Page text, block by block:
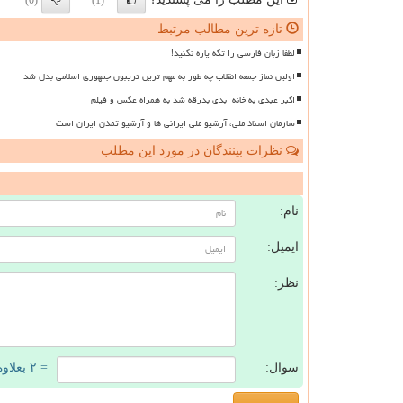
تازه ترین مطالب مرتبط
لطفا زبان فارسی را تکه پاره نکنید!
اولین نماز جمعه انقلاب چه طور به مهم ترین تریبون جمهوری اسلامی بدل شد
اکبر عبدی به خانه ابدی بدرقه شد به همراه عکس و فیلم
سازمان اسناد ملی، آرشیو ملی ایرانی ها و آرشیو تمدن ایران است
نظرات بینندگان در مورد این مطلب
نام:
ایمیل:
نظر:
سوال: = ۲ بعلاوه ۵